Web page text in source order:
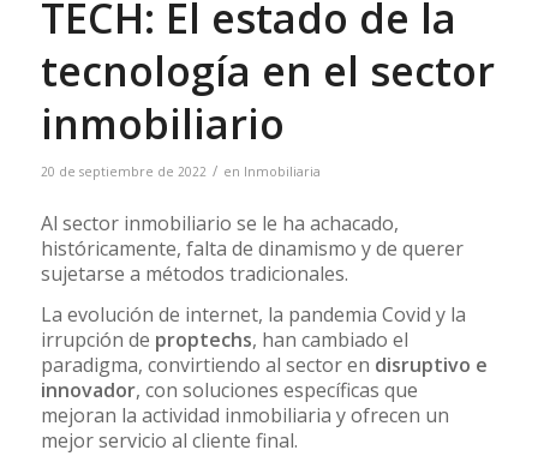
TECH: El estado de la
tecnología en el sector
inmobiliario
20 de septiembre de 2022 / en Inmobiliaria
Al sector inmobiliario se le ha achacado,
históricamente, falta de dinamismo y de querer
sujetarse a métodos tradicionales.
La evolución de internet, la pandemia Covid y la
irrupción de proptechs, han cambiado el
paradigma, convirtiendo al sector en disruptivo e
innovador, con soluciones específicas que
mejoran la actividad inmobiliaria y ofrecen un
mejor servicio al cliente final.